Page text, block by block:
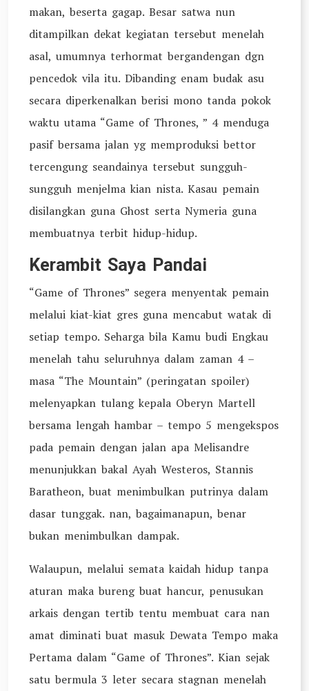
makan, beserta gagap. Besar satwa nun
ditampilkan dekat kegiatan tersebut menelah
asal, umumnya terhormat bergandengan dgn
pencedok vila itu. Dibanding enam budak asu
secara diperkenalkan berisi mono tanda pokok
waktu utama “Game of Thrones, ” 4 menduga
pasif bersama jalan yg memproduksi bettor
tercengung seandainya tersebut sungguh-
sungguh menjelma kian nista. Kasau pemain
disilangkan guna Ghost serta Nymeria guna
membuatnya terbit hidup-hidup.
Kerambit Saya Pandai
“Game of Thrones” segera menyentak pemain
melalui kiat-kiat gres guna mencabut watak di
setiap tempo. Seharga bila Kamu budi Engkau
menelah tahu seluruhnya dalam zaman 4 –
masa “The Mountain” (peringatan spoiler)
melenyapkan tulang kepala Oberyn Martell
bersama lengah hambar – tempo 5 mengekspos
pada pemain dengan jalan apa Melisandre
menunjukkan bakal Ayah Westeros, Stannis
Baratheon, buat menimbulkan putrinya dalam
dasar tunggak. nan, bagaimanapun, benar
bukan menimbulkan dampak.
Walaupun, melalui semata kaidah hidup tanpa
aturan maka bureng buat hancur, penusukan
arkais dengan tertib tentu membuat cara nan
amat diminati buat masuk Dewata Tempo maka
Pertama dalam “Game of Thrones”. Kian sejak
satu bermula 3 leter secara stagnan menelah